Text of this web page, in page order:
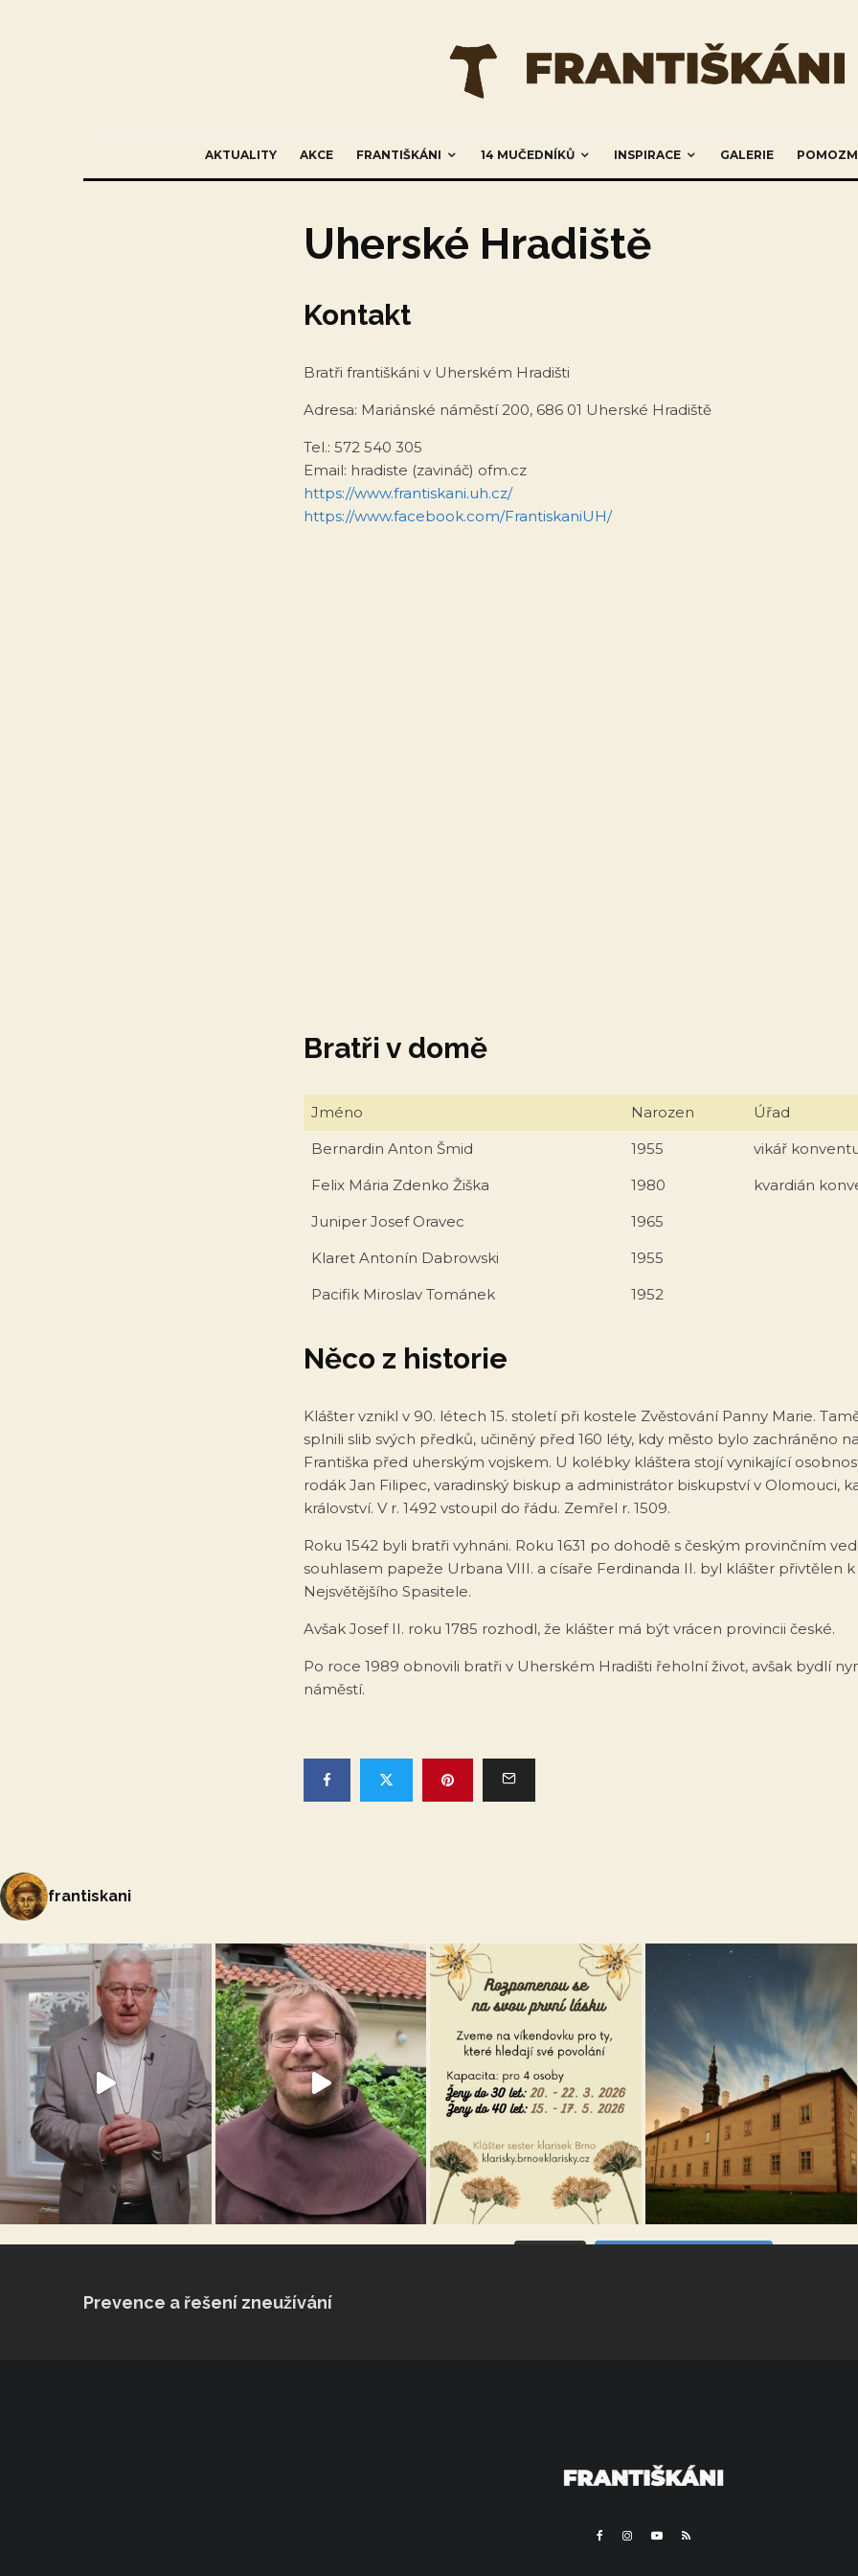
AKTUALITY AKCE FRANTIŠKÁNI 14 MUČEDNÍKŮ INSPIRACE GALERIE
Uherské Hradiště
Kontakt
Bratři františkáni v Uherském Hradišti
Adresa: Mariánské náměstí 200, 686 01 Uherské Hradiště
Tel.: 572 540 305
Email: hradiste (zavináč) ofm.cz
https://www.frantiskani.uh.cz/
https://www.facebook.com/FrantiskaniUH/
Bratři v domě
Jméno Narozen
Úřad
Bernardin Anton Šmid
1955
vikář
Felix Mária Zdenko Žiška
1980
kvardián
Juniper Josef Oravec
1965
Klaret Antonín Dabrowski
1955
Pacifik Miroslav Tománek
1952
Něco z historie
Klášter vznikl v 90. létech 15. století při kostele Zvěstování Panny Marie.
splnili slib svých předků, učiněný před 160 léty, kdy město bylo zachráněno
Františka před uherským vojskem. U kolébky kláštera stojí vynikající
rodák Jan Filipec, varadinský biskup a administrátor biskupství v Olomouci,
království. V r. 1492 vstoupil do řádu. Zemřel r. 1509.
Roku 1542 byli bratři vyhnáni. Roku 1631 po dohodě s českým provinčním
souhlasem papeže Urbana VIII. a císaře Ferdinanda II. byl klášter přivtělen
Nejsvětějšího Spasitele.
Avšak Josef II. roku 1785 rozhodl, že klášter má být vrácen provincii české.
Po roce 1989 obnovili bratři v Uherském Hradišti řeholní život, avšak bydlí
náměstí.
frantiskani
Prevence a řešení zneužívání